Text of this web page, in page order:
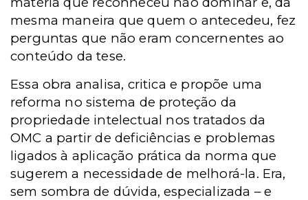
mesma maneira que quem o antecedeu, fez
perguntas que não eram concernentes ao
conteúdo da tese.
Essa obra analisa, critica e propõe uma
reforma no sistema de proteção da
propriedade intelectual nos tratados da
OMC a partir de deficiências e problemas
ligados à aplicação prática da norma que
sugerem a necessidade de melhorá-la. Era,
sem sombra de dúvida, especializada – e